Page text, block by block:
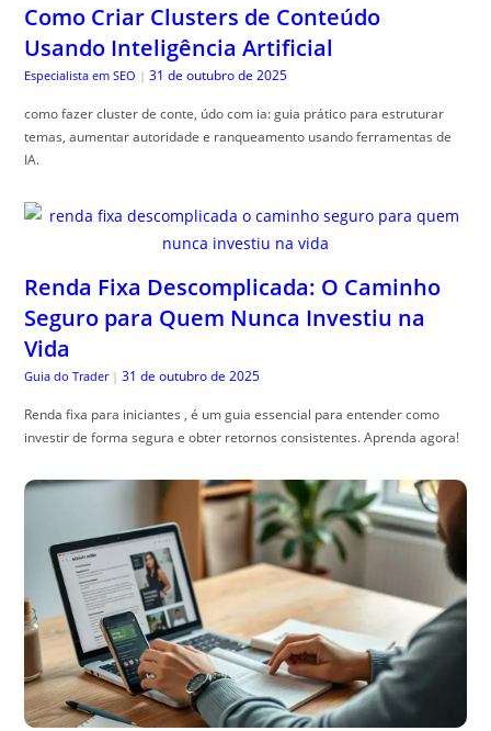
Como Criar Clusters de Conteúdo
Usando Inteligência Artificial
Especialista em SEO | 31 de outubro de 2025
como fazer cluster de conte, údo com ia: guia prático para estruturar
temas, aumentar autoridade e ranqueamento usando ferramentas de
IA.
Renda Fixa Descomplicada: O Caminho
Seguro para Quem Nunca Investiu na
Vida
Guia do Trader | 31 de outubro de 2025
Renda fixa para iniciantes , é um guia essencial para entender como
investir de forma segura e obter retornos consistentes. Aprenda agora!